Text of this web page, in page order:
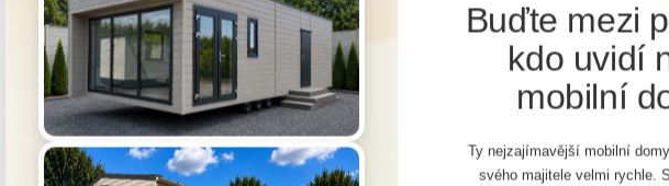
Tento web využíva cookies
Pre chod webu sú nevyhnutné aktivované technické súbory cookies. Na
poskytovanie služieb, personalizáciu reklám a analýzu návštevnosti sú však
Buďte mezi
kdo uvidí
mobilní
Ty nejzajímavější mobilní
svého majitele velmi rychle.